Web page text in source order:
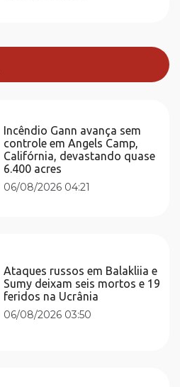
Incêndio Gann avança sem
controle em Angels Camp,
Califórnia, devastando quase
6.400 acres
06/08/2026 04:21
Ataques russos em Balakliia e
Sumy deixam seis mortos e 19
feridos na Ucrânia
06/08/2026 03:50